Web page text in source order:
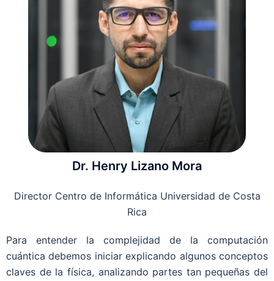
Dr. Henry Lizano Mora
Director Centro de Informática Universidad de Costa
Rica
Para entender la complejidad de la computación
cuántica debemos iniciar explicando algunos conceptos
claves de la física, analizando partes tan pequeñas del